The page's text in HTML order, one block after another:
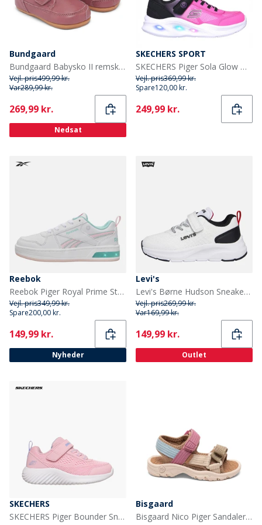
Bundgaard
Bundgaard Babysko II remsko Dark Rose Ws
Vejl. pris499,99 kr.
Var289,99 kr.
Current
269,99 kr.
Nedsat
SKECHERS SPORT
SKECHERS Piger Sola Glow Ombre Deluxe Sneakers Sort
Vejl. pris369,99 kr.
Spare120,00 kr.
Current
249,99 kr.
Reebok
Reebok Piger Royal Prime Step N Flash Træningssko Hvid/Frosted Berry/Glitch Aqua
Vejl. pris349,99 kr.
Spare200,00 kr.
Current
149,99 kr.
Nyheder
Levi's
Levi's Børne Hudson Sneakers Hvid/Sort/Rød 0239 White Black Red 0239
Vejl. pris269,99 kr.
Var169,99 kr.
Current
149,99 kr.
Outlet
SKECHERS
SKECHERS Piger Bounder Sneakers Pink
Bisgaard
Bisgaard Nico Piger Sandaler Violet